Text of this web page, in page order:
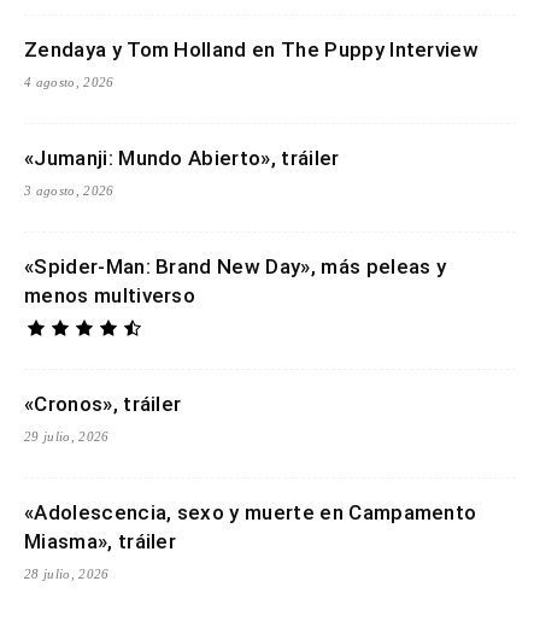
Zendaya y Tom Holland en The Puppy Interview
4 agosto, 2026
«Jumanji: Mundo Abierto», tráiler
3 agosto, 2026
«Spider-Man: Brand New Day», más peleas y
menos multiverso
«Cronos», tráiler
29 julio, 2026
«Adolescencia, sexo y muerte en Campamento
Miasma», tráiler
28 julio, 2026